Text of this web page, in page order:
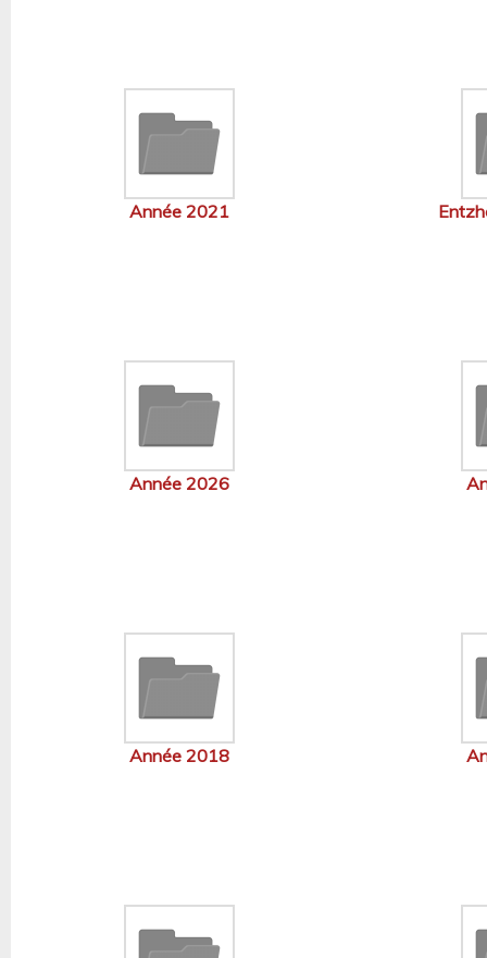
Année 2021
Année 2026
Année 2018